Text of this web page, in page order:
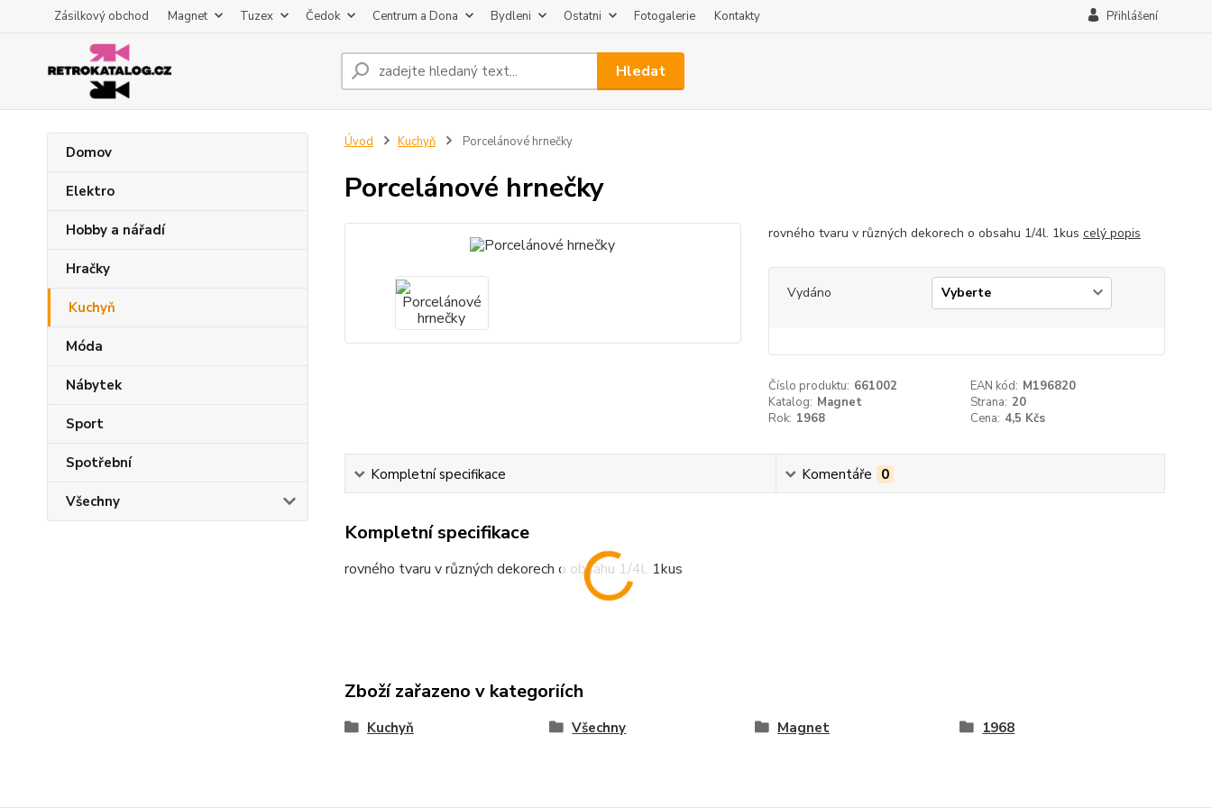
Zásilkový obchod Magnet Tuzex Čedok Centrum a Dona Bydleni Ostatni Fotogalerie Kontakty Přihlášení
Hledat
Domov
Elektro
Hobby a nářadí
Hračky
Kuchyň
Móda
Nábytek
Sport
Spotřební
Všechny
Úvod Kuchyň Porcelánové hrnečky
Porcelánové hrnečky
rovného tvaru v různých dekorech o obsahu 1/4l. 1kus celý popis
Vydáno
Číslo produktu: 661002 EAN kód: M196820
Katalog: Magnet Strana: 20
Rok: 1968 Cena: 4,5 Kčs
Kompletní specifikace Komentáře 0
Kompletní specifikace
rovného tvaru v různých dekorech o obsahu 1/4l. 1kus
Zboží zařazeno v kategoriích
Kuchyň Všechny Magnet 1968